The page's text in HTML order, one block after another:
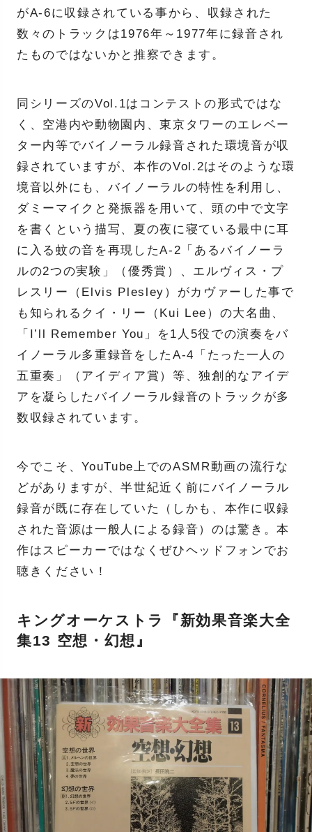
がA-6に収録されている事から、収録された
数々のトラックは1976年～1977年に録音され
たものではないかと推察できます。
同シリーズのVol.1はコンテストの形式ではな
く、空港内や動物園内、東京タワーのエレベー
ター内等でバイノーラル録音された環境音が収
録されていますが、本作のVol.2はそのような環
境音以外にも、バイノーラルの特性を利用し、
ダミーマイクと発振器を用いて、頭の中で文字
を書くという描写、夏の夜に寝ている最中に耳
に入る蚊の音を再現したA-2「あるバイノーラ
ルの2つの実験」（優秀賞）、エルヴィス・プ
レスリー（Elvis Plesley）がカヴァーした事で
も知られるクイ・リー（Kui Lee）の大名曲、
「I’ll Remember You」を1人5役での演奏をバ
イノーラル多重録音をしたA-4「たった一人の
五重奏」（アイディア賞）等、独創的なアイデ
アを凝らしたバイノーラル録音のトラックが多
数収録されています。
今でこそ、YouTube上でのASMR動画の流行な
どがありますが、半世紀近く前にバイノーラル
録音が既に存在していた（しかも、本作に収録
された音源は一般人による録音）のは驚き。本
作はスピーカーではなくぜひヘッドフォンでお
聴きください！
キングオーケストラ『新効果音楽大全
集13 空想・幻想』